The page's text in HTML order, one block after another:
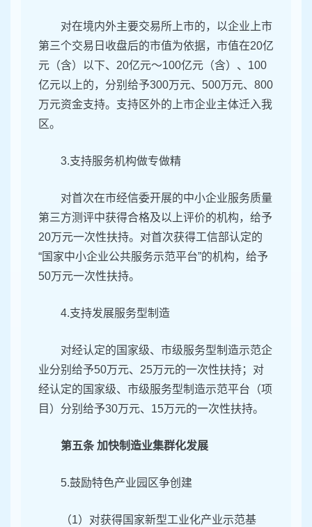
对在境内外主要交易所上市的，以企业上市
第三个交易日收盘后的市值为依据，市值在20亿
元（含）以下、20亿元～100亿元（含）、100
亿元以上的，分别给予300万元、500万元、800
万元资金支持。支持区外的上市企业主体迁入我
区。
3.支持服务机构做专做精
对首次在市经信委开展的中小企业服务质量
第三方测评中获得合格及以上评价的机构，给予
20万元一次性扶持。对首次获得工信部认定的
“国家中小企业公共服务示范平台”的机构，给予
50万元一次性扶持。
4.支持发展服务型制造
对经认定的国家级、市级服务型制造示范企
业分别给予50万元、25万元的一次性扶持；对
经认定的国家级、市级服务型制造示范平台（项
目）分别给予30万元、15万元的一次性扶持。
第五条 加快制造业集群化发展
5.鼓励特色产业园区争创建
（1）对获得国家新型工业化产业示范基